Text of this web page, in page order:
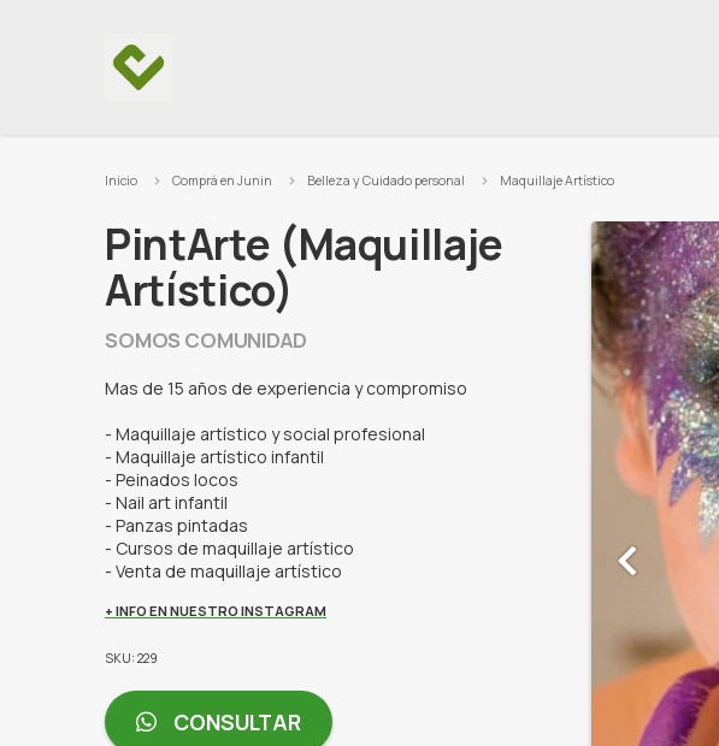
Inicio Comprá en Junin Belleza y Cuidado personal Maquillaje Artístico
PintArte (Maquillaje
Artístico)
SOMOS COMUNIDAD
Mas de 15 años de experiencia y compromiso
- Maquillaje artístico y social profesional
- Maquillaje artístico infantil
- Peinados locos
- Nail art infantil
- Panzas pintadas
- Cursos de maquillaje artístico
- Venta de maquillaje artístico
+ INFO EN NUESTRO INSTAGRAM
SKU: 229
CONSULTAR